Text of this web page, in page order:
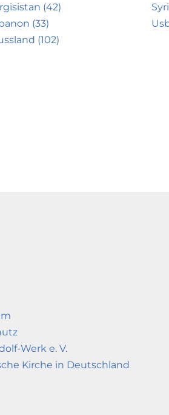
(42)
(33)
(102)
Werk e. V.
Kirche in Deutschland